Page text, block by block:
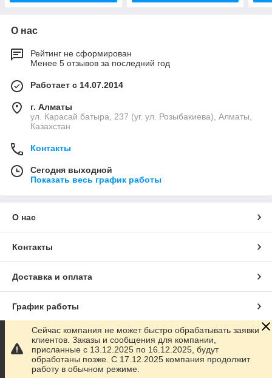
О нас
Рейтинг не сформирован
Менее 5 отзывов за последний год
Работает с 14.07.2014
г. Алматы
ул. Карасай батыра, 237 (уг. ул. Розыбакиева), Алматы,
Казахстан
Контакты
Сегодня выходной
Показать весь график работы
О нас
Контакты
Доставка и оплата
График работы
Полная версия сайта
Сайт создан на маркетплейсе
Сейчас компания не может быстро обрабатывать заявки
клиентов. Заказы и сообщения для компании,
присланные с 13.12.2025 по 16.12.2025, будут
обработаны позже. С 17.12.2025 компания продолжит
работу в обычном режиме.